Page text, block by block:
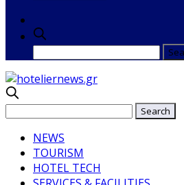
NEWS
TOURISM
HOTEL TECH